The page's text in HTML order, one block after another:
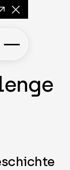
Close